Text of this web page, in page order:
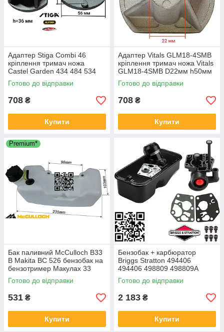
Адаптер Stiga Combi 46
кріплення тримач ножа
Castel Garden 434 484 534
GGP Sadko Alpina 84 D20мм
h35м 122463012-2
125463200/0
Готово до відправки
708 ₴
Купити
Адаптер Vitals GLM18-4SMB
кріплення тримач ножа Vitals
GLM18-4SMB D22мм h50мм
Готово до відправки
708 ₴
Купити
Premium*
Бак паливний McCulloch B33
B Makita BC 526 бензобак на
бензотример Макулах 33
5014243-14
Готово до відправки
531 ₴
Купити
Бензобак + карбюратор
Briggs Stratton 494406
494406 498809 498809A
9B900 для STH Viking Efco
LR 48PBQ Alpina MTD
McCulloch
Готово до відправки
2 183 ₴
Купити